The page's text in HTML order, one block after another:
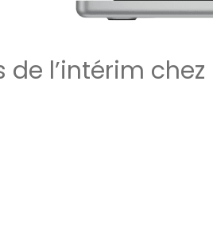
l’intérim